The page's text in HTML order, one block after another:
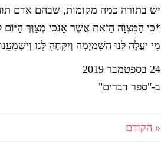
יש בתורה כמה מקומות, שבהם אדם
*כִּי הַמִּצְוָה הַזֹּאת אֲשֶׁר אָנֹכִי מְצַוְּךָ
מִי יַעֲלֶה לָּנוּ הַשָּׁמַיְמָה וְיִקָּחֶהָ לָּנוּ
24 בספטמבר 2019
ב-"ספר דברים"
« הקודם